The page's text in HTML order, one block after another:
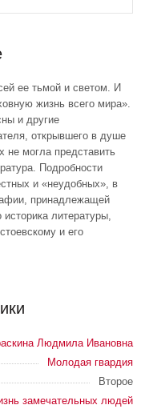
ее тьмой и светом. И
жизнь всего мира».
и другие
открывшего в душе
не могла представить
Подробности
и «неудобных», в
принадлежащей
литературы,
и его
Людмила Ивановна
Молодая гвардия
Второе
замечательных людей